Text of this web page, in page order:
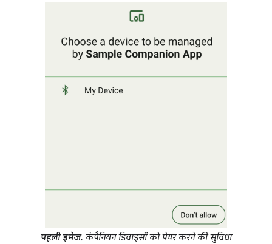
पहली इमेज. कंपैनियन डिवाइसों को पेयर करने की सुविधा